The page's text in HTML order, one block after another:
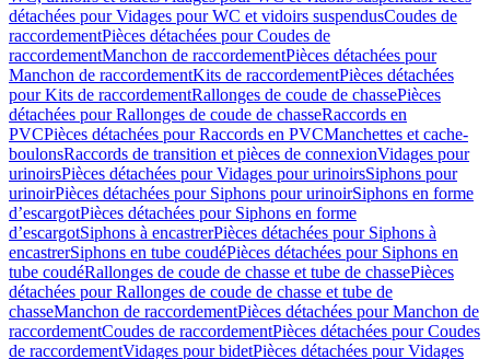
détachées pour Vidages pour WC et vidoirs suspendusCoudes de
raccordementPièces détachées pour Coudes de
raccordementManchon de raccordementPièces détachées pour
Manchon de raccordementKits de raccordementPièces détachées
pour Kits de raccordementRallonges de coude de chassePièces
détachées pour Rallonges de coude de chasseRaccords en
PVCPièces détachées pour Raccords en PVCManchettes et cache-
boulonsRaccords de transition et pièces de connexionVidages pour
urinoirsPièces détachées pour Vidages pour urinoirsSiphons pour
urinoirPièces détachées pour Siphons pour urinoirSiphons en forme
d’escargotPièces détachées pour Siphons en forme
d’escargotSiphons à encastrerPièces détachées pour Siphons à
encastrerSiphons en tube coudéPièces détachées pour Siphons en
tube coudéRallonges de coude de chasse et tube de chassePièces
détachées pour Rallonges de coude de chasse et tube de
chasseManchon de raccordementPièces détachées pour Manchon de
raccordementCoudes de raccordementPièces détachées pour Coudes
de raccordementVidages pour bidetPièces détachées pour Vidages